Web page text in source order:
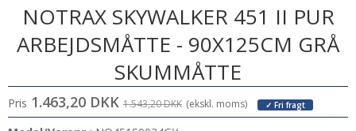
NOTRAX SKYWALKER 451 II PUR
ARBEJDSMÅTTE - 90X125CM GRÅ
SKUMMÅTTE
Pris 1.463,20 DKK 1.543,20 DKK (ekskl. moms) ✓ Fri fragt